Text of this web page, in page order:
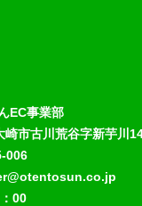
EC事業部
崎市古川荒谷字新芋川
006
00